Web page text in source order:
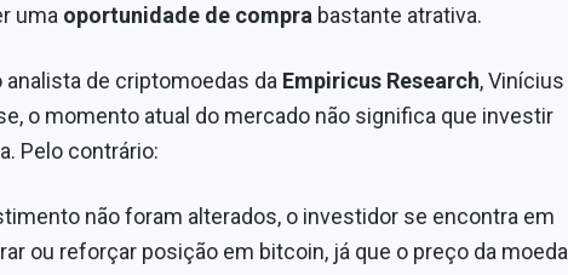
uma oportunidade de compra bastante atrativa.
de criptomoedas da Empiricus Research, Vinícius
o momento atual do mercado não significa que investir
Pelo contrário:
não foram alterados, o investidor se encontra em
ou reforçar posição em bitcoin, já que o preço da moeda